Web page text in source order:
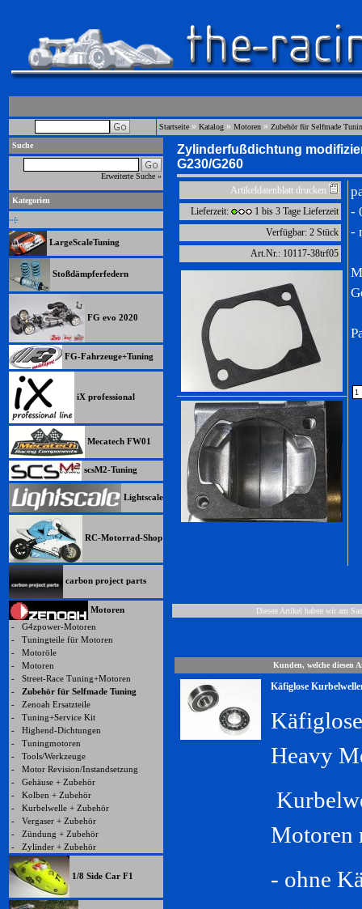
Startseite » Katalog » Motoren » Zubehör für Selfmade
Suche
Erweiterte Suche »
Kategorien
LargeScaleTuning
Stoßdämpferfedern
FG evo 2020
FG-Fahrzeuge+Tuning
iX professional
Mecatech FW01
scsM2-Tuning
Lightscale
RC-Motorrad-Shop
carbon project parts
Motoren
- G4zpower-Motoren
- Tuningteile für Motoren
- Motoröle
- Motoren
- Street-Race Tuning+Motoren
- Zubehör für Selfmade Tuning
- Zenoah Ersatzteile
- Tuning+Service Kit
- Highend-Dichtungen
- Tuningmotoren
- Tools/Werkzeuge
- Motor Revision/Instandsetzung
- Gehäuse + Zubehör
- Kolben + Zubehör
- Kurbelwelle + Zubehör
- Vergaser + Zubehör
- Zündung + Zubehör
- Zylinder + Zubehör
1/8 Side Car F1
Zylinderfußdichtung
G230/G260
Artikeldatenblatt drucken
Lieferzeit:
1 bis 3 Tage Lieferzeit
Verfügbar: 2 Stück
Art.Nr.: 10117-38trf05
-
-
Diesen Artikel haben wir am
Kunden, welche diesen
Käfiglose
Heavy
Motoren
- ohne